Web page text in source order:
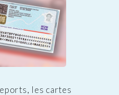
les cartes